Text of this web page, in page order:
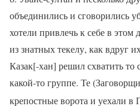
объединились и сговорились
хотели привлечь к себе в этом
из знатных текелу, как вдруг
Казак[-хан] решил схватить
какой-то группе. Те
крепостные ворота и уехали в